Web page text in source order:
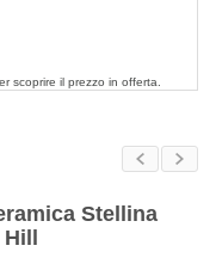
scoprire il prezzo in offerta.
Stellina